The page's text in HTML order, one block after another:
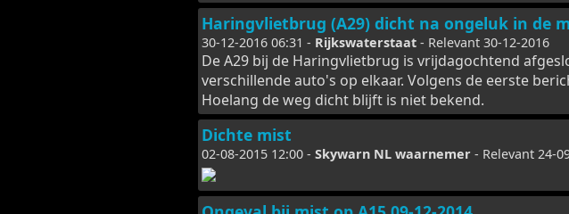
Haringvlietbrug (A29) dicht na ongeluk in de
30-12-2016 06:31 - Rijkswaterstaat - Relevant 30-12-2016
De A29 bij de Haringvlietbrug is vrijdagochtend
verschillende auto's op elkaar. Volgens de eerste
Hoelang de weg dicht blijft is niet bekend.
Dichte mist
02-08-2015 12:00 - Skywarn NL waarnemer - Relevant 24-